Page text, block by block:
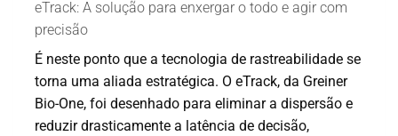
eTrack: A solução para enxergar o todo e agir com
precisão
É neste ponto que a tecnologia de rastreabilidade se
torna uma aliada estratégica. O eTrack, da Greiner
Bio-One, foi desenhado para eliminar a dispersão e
reduzir drasticamente a latência de decisão,